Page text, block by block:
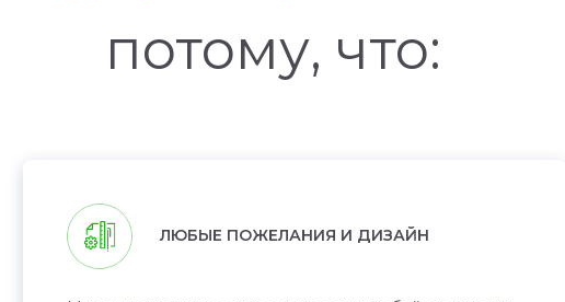
потому, что:
ЛЮБЫЕ ПОЖЕЛАНИЯ И ДИЗАЙН